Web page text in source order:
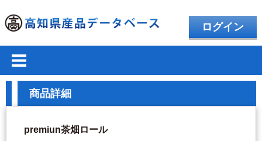
ログイン
商品詳細
premiun茶畑ロール